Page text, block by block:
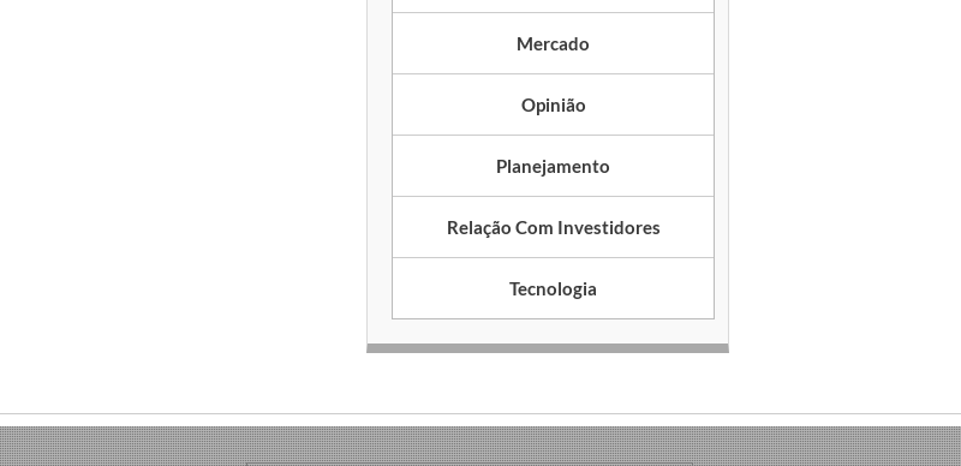
Mercado
Opinião
Planejamento
Relação Com Investidores
Tecnologia